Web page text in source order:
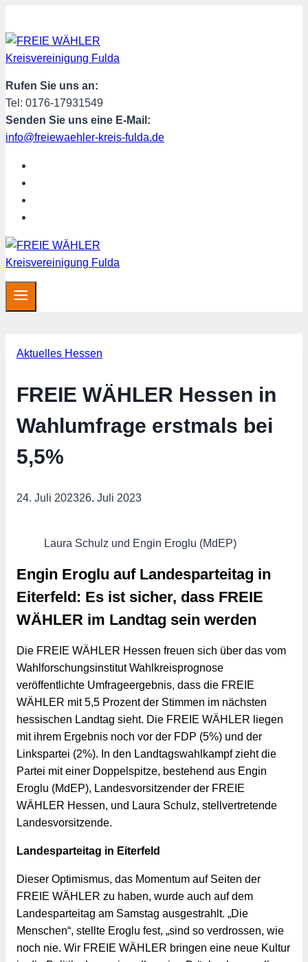
Inhalt
springen
Rufen Sie uns an:
Tel: 0176-17931549
Senden Sie uns eine E-Mail:
info@freiewaehler-kreis-fulda.de
Aktuelles Hessen
FREIE WÄHLER Hessen in
Wahlumfrage erstmals bei
5,5%
24. Juli 202326. Juli 2023
Laura Schulz und Engin Eroglu (MdEP)
Engin Eroglu auf Landesparteitag in
Eiterfeld: Es ist sicher, dass FREIE
WÄHLER im Landtag sein werden
Die FREIE WÄHLER Hessen freuen sich über das vom
Wahlforschungsinstitut Wahlkreisprognose
veröffentlichte Umfrageergebnis, dass die FREIE
WÄHLER mit 5,5 Prozent der Stimmen im nächsten
hessischen Landtag sieht. Die FREIE WÄHLER liegen
mit ihrem Ergebnis noch vor der FDP (5%) und der
Linkspartei (2%). In den Landtagswahlkampf zieht die
Partei mit einer Doppelspitze, bestehend aus Engin
Eroglu (MdEP), Landesvorsitzender der FREIE
WÄHLER Hessen, und Laura Schulz, stellvertretende
Landesvorsitzende.
Landesparteitag in Eiterfeld
Dieser Optimismus, das Momentum auf Seiten der
FREIE WÄHLER zu haben, wurde auch auf dem
Landesparteitag am Samstag ausgestrahlt. „Die
Menschen“, stellte Eroglu fest, „sind so verdrossen, wie
noch nie. Wir FREIE WÄHLER bringen eine neue Kultur